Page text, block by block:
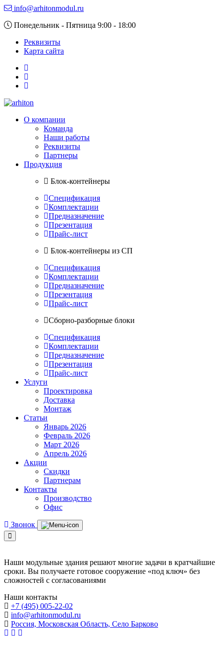
info@arhitonmodul.ru
Понедельник - Пятница 9:00 - 18:00
Реквизиты
Карта сайта
О компании
Команда
Наши работы
Реквизиты
Партнеры
Продукция
Блок-контейнеры
Спецификация
Комплектации
Предназначение
Презентация
Прайс-лист
Блок-контейнеры из СП
Спецификация
Комплектации
Предназначение
Презентация
Прайс-лист
Сборно-разборные блоки
Спецификация
Комплектации
Предназначение
Презентация
Прайс-лист
Услуги
Проектировка
Доставка
Монтаж
Статьи
Январь 2026
Февраль 2026
Март 2026
Апрель 2026
Акции
Скидки
Партнерам
Контакты
Производство
Офис
Звонок
Наши модульные здания решают многие задачи в кратчайшие
сроки. Вы получаете готовое сооружение «под ключ» без
сложностей с согласованиями
Наши контакты
+7 (495) 005-22-02
info@arhitonmodul.ru
Россия, Московская Область, Село Барково